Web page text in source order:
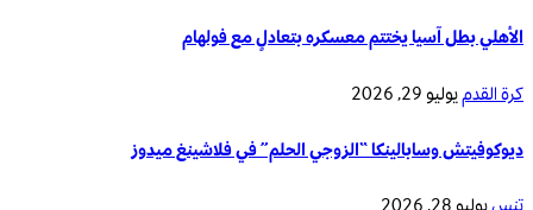
الأهلي بطل آسيا يختتم معسكره بتعادلٍ مع فولهام
كرة القدميوليو 29, 2026
ديوكوفيتش وسابالينكا “الزوجي الحلم” في فلاشينغ ميدوز